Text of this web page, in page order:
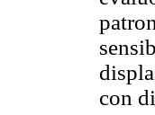
con